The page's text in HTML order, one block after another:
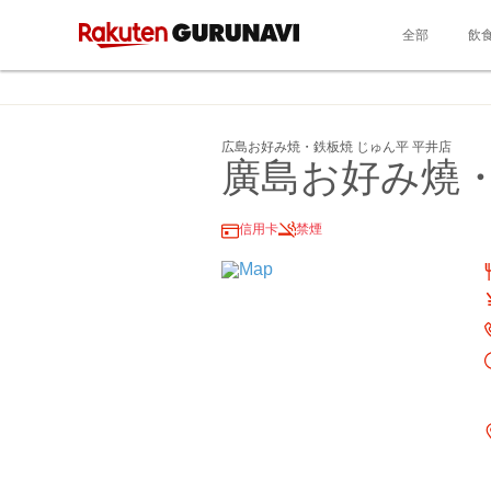
全部 飲
広島お好み焼・鉄板焼 じゅん平 平井店
廣島お好み燒
信用卡 禁煙